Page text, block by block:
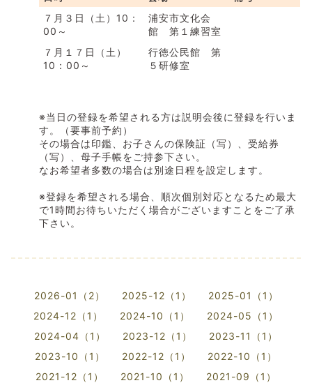
７月３日（土）10：
00～
浦安市文化会
館 第１練習室
７月１７日（土）
10：00～
行徳公民館 第
５研修室
※当日の登録を希望される方は説明会後に登録を行いま
す。（要事前予約）
その場合は印鑑、お子さんの保険証（写）、受給券
（写）、母子手帳をご持参下さい。
なお希望者多数の場合は別途日程を設定します。
※登録を希望される場合、順次個別対応となるため最大
で1時間お待ちいただく場合がございますことをご了承
下さい。
2026-01（2） 2025-12（1）
2025-01（1）
2024-12（1）
2024-10（1）
2024-05（1）
2024-04（1）
2023-12（1）
2023-11（1）
2023-10（1）
2022-12（1）
2022-10（1）
2021-12（1）
2021-10（1）
2021-09（1）